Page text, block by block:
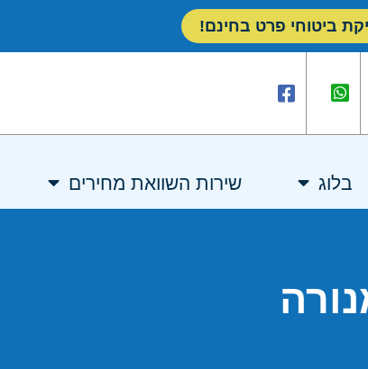
ביטוחי פרט בחינם!
בלוג שירות השוואת מחירים